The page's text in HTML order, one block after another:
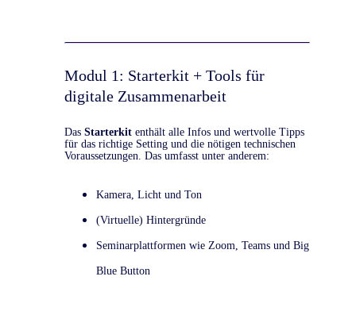
Modul 1: Starterkit + Tools für
digitale Zusammenarbeit
Das Starterkit enthält alle Infos und wertvolle Tipps
für das richtige Setting und die nötigen technischen
Voraussetzungen. Das umfasst unter anderem:
Kamera, Licht und Ton
(Virtuelle) Hintergründe
Seminarplattformen wie Zoom, Teams und Big
Blue Button